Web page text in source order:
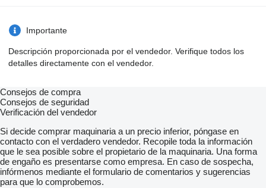
Importante
Descripción proporcionada por el vendedor. Verifique todos los
detalles directamente con el vendedor.
Consejos de compra
Consejos de seguridad
Verificación del vendedor
Si decide comprar maquinaria a un precio inferior, póngase en
contacto con el verdadero vendedor. Recopile toda la información
que le sea posible sobre el propietario de la maquinaria. Una forma
de engaño es presentarse como empresa. En caso de sospecha,
infórmenos mediante el formulario de comentarios y sugerencias
para que lo comprobemos.